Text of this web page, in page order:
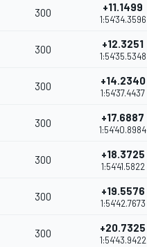
300 +11.1499
1:54'34.3596
300 +12.3251
1:54'35.5348
300 +14.2340
1:54'37.4437
300 +17.6887
1:54'40.8984
300 +18.3725
1:54'41.5822
300 +19.5576
1:54'42.7673
300 +20.7325
1:54'43.9422